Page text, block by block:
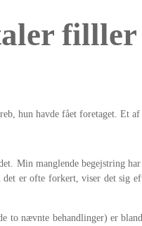
hun havde fået foretaget. Et
manglende begejstring
er ofte forkert, viser det
to nævnte behandlinger) er